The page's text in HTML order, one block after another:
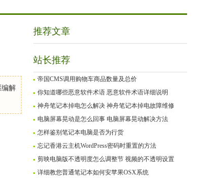
解
推荐文章
站长推荐
帝国CMS调用购物车商品数量及总价
你知道哪些恶意软件术语 恶意软件术语详细说明
神舟笔记本掉电怎么解决 神舟笔记本掉电故障维修
电脑屏幕晃动是怎么回事 电脑屏幕晃动解决方法
怎样鉴别笔记本电脑是否为行货
忘记香港云主机WordPress密码时重置的方法
剪映电脑版不透明度怎么调整节 视频的不透明设置
详细教您普通笔记本如何安苹果OSX系统